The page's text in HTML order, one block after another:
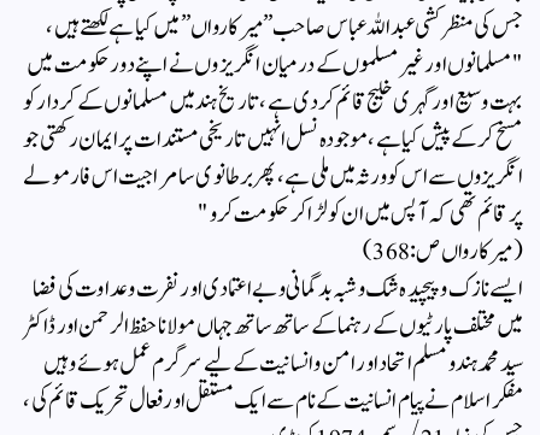
جس کی منظر کشی عبداللہ عباس صاحب” میر کارواں ” میں کیا ہے لکھتے ہیں ،
"مسلمانوں اور غیر مسلموں کے درمیان انگریزوں نے اپنے دور حکومت میں
بہت وسیع اور گہری خلیج قائم کر دی ہے ،تاریخ ہند میں مسلمانوں کے کردار کو
مسخ کرکے پیش کیا ہے،موجودہ نسل انہیں تاریخی مستندات پر ایمان رکھتی جو
انگریزوں سے اس کو ورثہ میں ملی ہے ،پھر برطانوی سامراجیت اس فارمولے
پر قائم تھی کہ آپس میں ان کو لڑا کر حکومت کرو "
( میر کارواں ص: 368)
ایسے نازک و پیچیدہ شک و شبہ بدگمانی و بے اعتمادی اور نفرت و عداوت کی فضا
میں مختلف پارٹیوں کے رہنما کے ساتھ ساتھ جہاں مولانا حفظ الرحمن اور ڈاکٹر
سید محمد ہندو مسلم اتحاد اور امن و انسانیت کے لیے سرگرم عمل ہوئے وہیں
مفکر اسلام نے پیام انسانیت کے نام سے ایک مستقل اور فعال تحریک قائم کی ،